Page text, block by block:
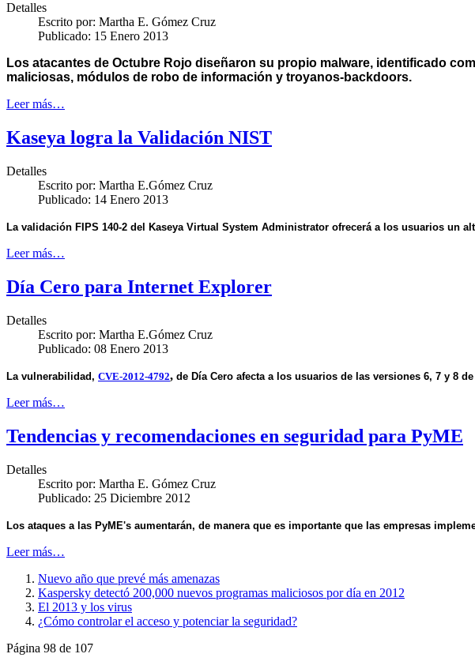
Detalles
Escrito por: Martha E. Gómez Cruz
Publicado: 15 Enero 2013
Los atacantes de Octubre Rojo diseñaron su propio malware, identificado
maliciosas, módulos de robo de información y troyanos-backdoors.
Leer más…
Kaseya logra la Validación NIST
Detalles
Escrito por: Martha E.Gómez Cruz
Publicado: 14 Enero 2013
La validación FIPS 140-2 del Kaseya Virtual System Administrator ofrecerá a los usuarios un
Leer más…
Día Cero para Internet Explorer
Detalles
Escrito por: Martha E.Gómez Cruz
Publicado: 08 Enero 2013
La vulnerabilidad, CVE-2012-4792, de Día Cero afecta a los usuarios de las versiones 6, 7 y 8
Leer más…
Tendencias y recomendaciones en seguridad para PyME
Detalles
Escrito por: Martha E. Gómez Cruz
Publicado: 25 Diciembre 2012
Los ataques a las PyME's aumentarán, de manera que es importante que las empresas
Leer más…
Nuevo año que prevé más amenazas
Kaspersky detectó 200,000 nuevos programas maliciosos por día en 2012
El 2013 y los virus
¿Cómo controlar el acceso y potenciar la seguridad?
Página 98 de 107